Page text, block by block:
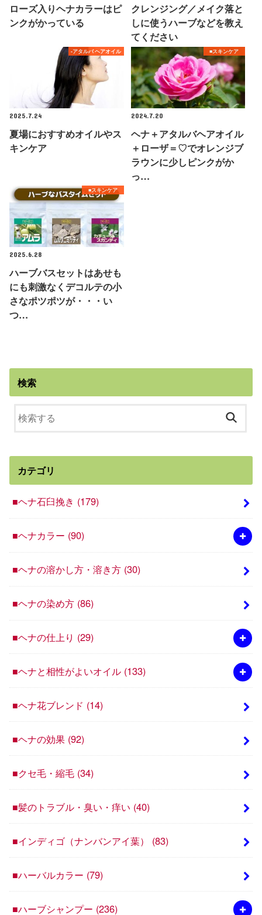
ローズ入りヘナカラーはピ
ンクがかっている
クレンジング／メイク落と
しに使うハーブなどを教え
てください
-アタルバ ヘアオイル
2025.7.24
夏場におすすめオイルやス
キンケア
■スキンケア
2024.7.20
ヘナ＋アタルバヘアオイル
＋ローザ＝♡でオレンジブ
ラウンに少しピンクがか
っ…
■スキンケア
2025.6.28
ハーブバスセットはあせも
にも刺激なくデコルテの小
さなポツポツが・・・い
つ…
検索
カテゴリ
■ヘナ石臼挽き (179)
■ヘナカラー (90)
■ヘナの溶かし方・溶き方 (30)
■ヘナの染め方 (86)
■ヘナの仕上り (29)
■ヘナと相性がよいオイル (133)
■ヘナ花ブレンド (14)
■ヘナの効果 (92)
■クセ毛・縮毛 (34)
■髪のトラブル・臭い・痒い (40)
■インディゴ（ナンバンアイ葉） (83)
■ハーバルカラー (79)
■ハーブシャンプー (236)